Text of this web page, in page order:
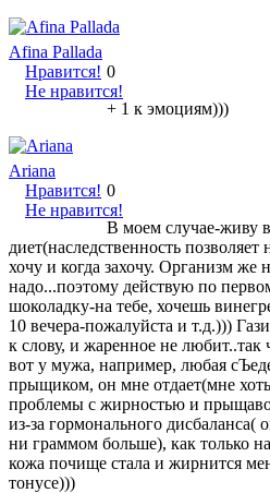
Afina Pallada
Нравится!
Не нравится!
0
+ 1 к эмоциям)))
Ariana
Нравится!
Не нравится!
0
В моем случае-живу
диет(наследственность
хочу и когда захочу. Организм же
надо...поэтому действую по
шоколадку-на тебе, хочешь
10 вечера-пожалуйста и т.д.)))
к слову, и жаренное не
вот у мужа, например, любая
прыщиком, он мне отдает(мне
проблемы с жирностью и
из-за гормонального дисбаланса(
ни граммом больше), как только
кожа почище стала и жирнится
тонусе)))